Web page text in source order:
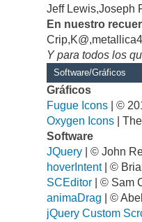
Jeff Lewis,Joseph
En nuestro
Y para todos los
Software/Gráficos
Gráficos
Fugue Icons | ©
Oxygen Icons |
Software
JQuery | © John
hoverIntent| ©
SCEditor | © Sam
animaDrag | ©
jQuery Custom